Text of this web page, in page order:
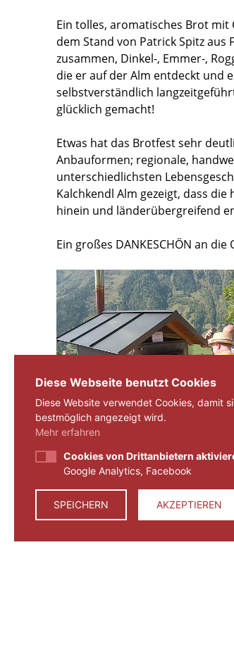
Ein tolles, aromatisches Brot mit
dem Stand von Patrick Spitz
zusammen, Dinkel-, Emmer-,
die er auf der Alm entdeckt und
selbstverständlich
glücklich gemacht!
Etwas hat das Brotfest sehr
Anbauformen; regionale,
unterschiedlichsten
Kalchkendl Alm gezeigt, dass
hinein und länderübergreifend
Ein großes DANKESCHÖN an
Diese Webseite benutzt Cookies
Diese Website verwendet Cookies, damit
bestmöglich angezeigt wird.
Mehr erfahren
Cookies von Drittanbietern
Google Analytics, Facebook
SPEICHERN AKZEPTIEREN